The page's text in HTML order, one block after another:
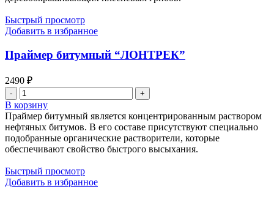
Быстрый просмотр
Добавить в избранное
Праймер битумный “ЛОНТРЕК”
2490 ₽
Количество
товара
Праймер
битумный
"ЛОНТРЕК"
В корзину
Праймер битумный является концентрированным раствором
нефтяных битумов. В его составе присутствуют специально
подобранные органические растворители, которые
обеспечивают свойство быстрого высыхания.
Быстрый просмотр
Добавить в избранное